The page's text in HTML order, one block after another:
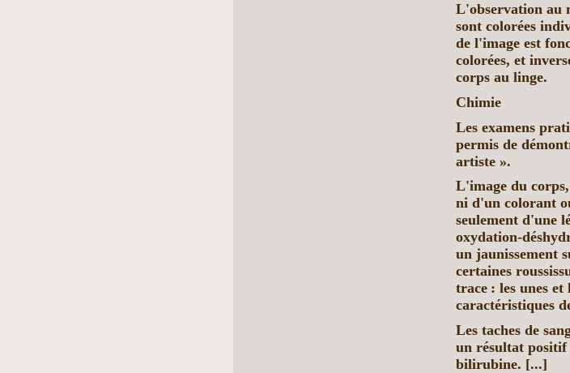
L'observation au
sont colorées
de l'image est
colorées, et
corps au linge.
Chimie
Les examens
permis de
artiste ».
L'image du
ni d'un colorant
seulement d'une
oxydation-
un jaunissement
certaines
trace : les unes et
caractéristiques
Les taches de
un résultat positif
bilirubine. [...]